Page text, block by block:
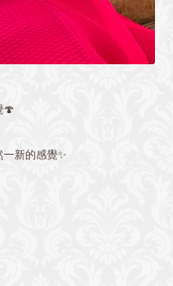
🍄
新的感覺✨